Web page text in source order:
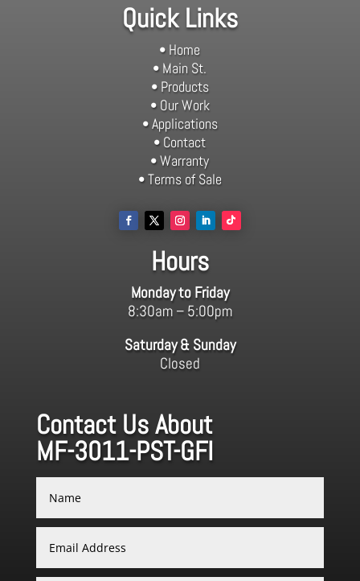
Quick Links
• Home
• Main St.
• Products
• Our Work
• Applications
• Contact
• Warranty
• Terms of Sale
Hours
Monday to Friday
8:30am – 5:00pm
Saturday & Sunday
Closed
Contact Us About
MF-3011-PST-GFI